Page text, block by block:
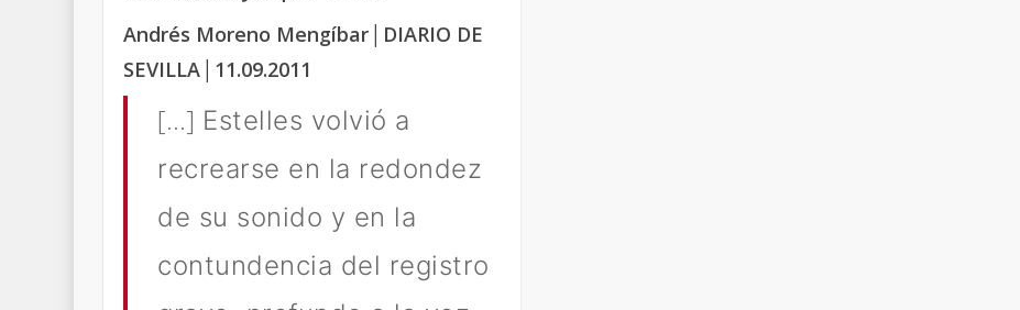
Andrés Moreno Mengíbar │DIARIO DE
SEVILLA │11.09.2011
[…] Estelles volvió a
recrearse en la redondez
de su sonido y en la
contundencia del registro